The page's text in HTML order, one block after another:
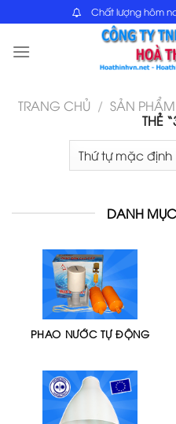
content
Chất lượng hôm
TRANG CHỦ / SẢN PHẨM
THẺ
DANH
PHAO NƯỚC TỰ ĐỘNG